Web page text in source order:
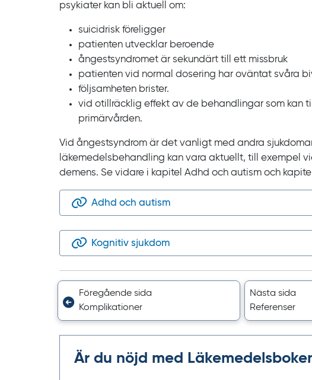
psykiater kan bli aktuell om:
suicidrisk föreligger
patienten utvecklar beroende
ångestsyndromet är sekundärt till ett missbruk
patienten vid normal dosering har oväntat svåra
följsamheten brister.
vid otillräcklig effekt av de behandlingar som kan
primärvården.
Vid ångestsyndrom är det vanligt med andra
läkemedelsbehandling kan vara aktuellt, till exempel
demens. Se vidare i kapitel Adhd och autism och
Adhd och autism
Kognitiv sjukdom
Föregående sida
Komplikationer
Nästa sida
Referenser
Är du nöjd med